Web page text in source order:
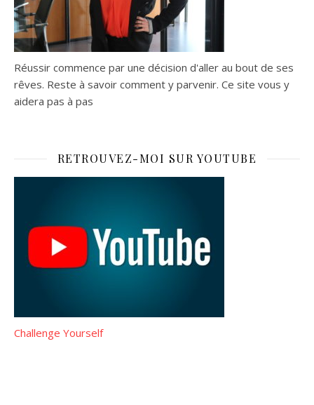
Réussir commence par une décision d'aller au bout de ses
rêves. Reste à savoir comment y parvenir. Ce site vous y
aidera pas à pas
RETROUVEZ-MOI SUR YOUTUBE
Challenge Yourself